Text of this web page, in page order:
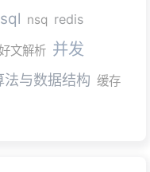
nsq redis
文解析 并发
法与数据结构 缓存